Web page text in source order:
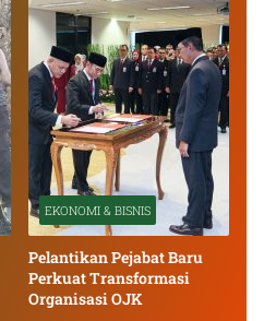
EKONOMI & BISNIS
Pelantikan Pejabat Baru
Perkuat Transformasi
Organisasi OJK